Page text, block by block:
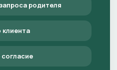
родителя
клиента